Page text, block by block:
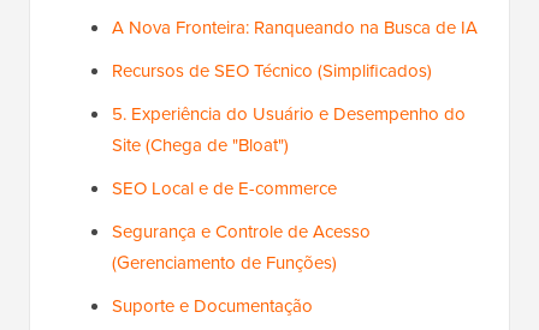
A Nova Fronteira: Ranqueando na Busca de IA
Recursos de SEO Técnico (Simplificados)
5. Experiência do Usuário e Desempenho do
Site (Chega de "Bloat")
SEO Local e de E-commerce
Segurança e Controle de Acesso
(Gerenciamento de Funções)
Suporte e Documentação